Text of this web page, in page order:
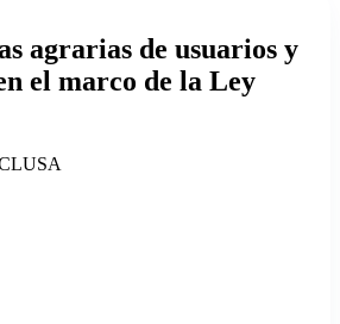
agrarias de usuarios y
el marco de la Ley